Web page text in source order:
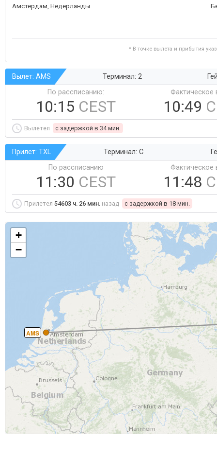
Амстердам, Недерланды
* В точке вылета и прибытия
Вылет: AMS Терминал: 2
По рассписанию:
10:15 CEST
Фактическое
10:49
Вылетел c задержкой в 34 мин.
Прилет: TXL Терминал: C
По рассписанию
11:30 CEST
Фактическое
11:48
Прилетел 54603 ч. 26 мин. назад c задержкой в 18 мин.
AMS
+
−